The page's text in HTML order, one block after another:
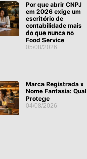
Por que abrir CNPJ
em 2026 exige um
escritório de
contabilidade mais
do que nunca no
Food Service
05/08/2026
Marca Registrada x
Nome Fantasia: Qual
Protege
04/08/2026